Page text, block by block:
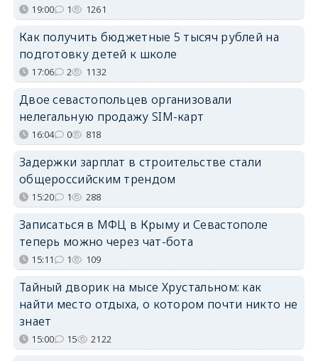
19:00 1 1261
Как получить бюджетные 5 тысяч рублей на
подготовку детей к школе
17:06 2 1132
Двое севастопольцев организовали
нелегальную продажу SIM-карт
16:04 0 818
Задержки зарплат в строительстве стали
общероссийским трендом
15:20 1 288
Записаться в МФЦ в Крыму и Севастополе
теперь можно через чат-бота
15:11 1 109
Тайный дворик на мысе Хрустальном: как
найти место отдыха, о котором почти никто не
знает
15:00 15 2122